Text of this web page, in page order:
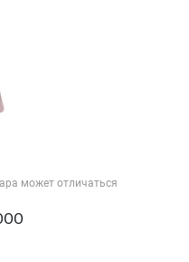
может отличаться